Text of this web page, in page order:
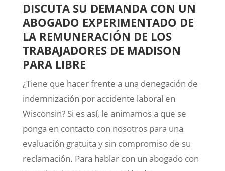
DISCUTA SU DEMANDA CON UN
ABOGADO EXPERIMENTADO DE
LA REMUNERACIÓN DE LOS
TRABAJADORES DE MADISON
PARA LIBRE
¿Tiene que hacer frente a una denegación de
indemnización por accidente laboral en
Wisconsin? Si es así, le animamos a que se
ponga en contacto con nosotros para una
evaluación gratuita y sin compromiso de su
reclamación. Para hablar con un abogado con